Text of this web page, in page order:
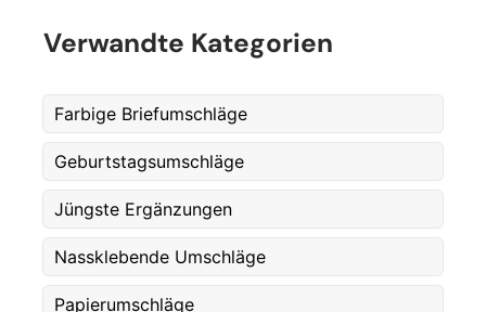
Verwandte Kategorien
Farbige Briefumschläge
Geburtstagsumschläge
Jüngste Ergänzungen
Nassklebende Umschläge
Papierumschläge